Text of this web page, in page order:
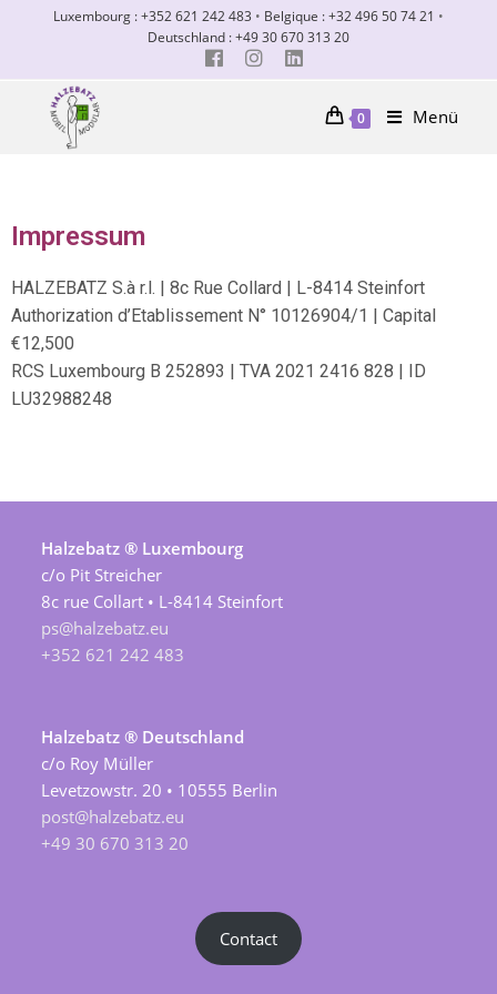
Luxembourg : +352 621 242 483 • Belgique : +32 496 50 74 21 •
Deutschland : +49 30 670 313 20
0 Menü
Impressum
HALZEBATZ S.à r.l. | 8c Rue Collard | L-8414 Steinfort
Authorization d’Etablissement N° 10126904/1 | Capital
€12,500
RCS Luxembourg B 252893 | TVA 2021 2416 828 | ID
LU32988248
Halzebatz ® Luxembourg
c/o Pit Streicher
8c rue Collart • L-8414 Steinfort
ps@halzebatz.eu
+352 621 242 483
Halzebatz ® Deutschland
c/o Roy Müller
Levetzowstr. 20 • 10555 Berlin
post@halzebatz.eu
+49 30 670 313 20
Contact